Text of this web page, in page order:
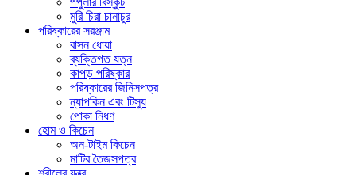
মুরি চিরা চানাচুর
পরিষ্কারের সরঞ্জাম
বাসন ধোয়া
ব্যক্তিগত যত্ন
কাপড় পরিষ্কার
পরিষ্কারের জিনিসপত্র
ন্যাপকিন এবং টিস্যু
পোকা নিধণ
হোম ও কিচেন
অন-টাইম কিচেন
মাটির তৈজসপত্র